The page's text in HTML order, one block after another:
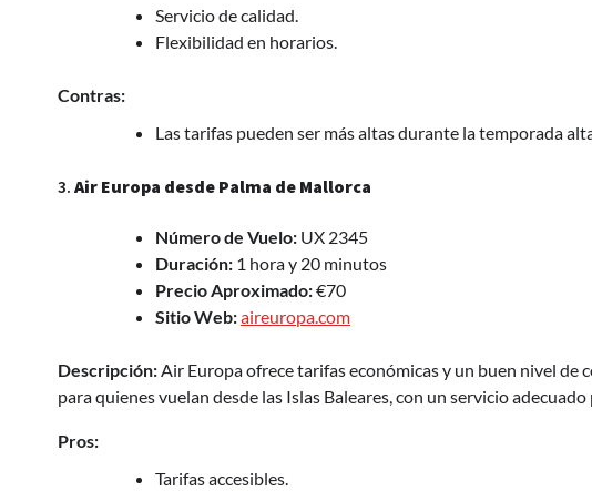
Servicio de calidad.
Flexibilidad en horarios.
Contras:
Las tarifas pueden ser más altas durante la temporada
3. Air Europa desde Palma de Mallorca
Número de Vuelo: UX 2345
Duración: 1 hora y 20 minutos
Precio Aproximado:€70
Sitio Web:aireuropa.com
Descripción: Air Europa ofrece tarifas económicas y un buen nivel de
para quienes vuelan desde las Islas Baleares, con un servicio
Pros:
Tarifas accesibles.